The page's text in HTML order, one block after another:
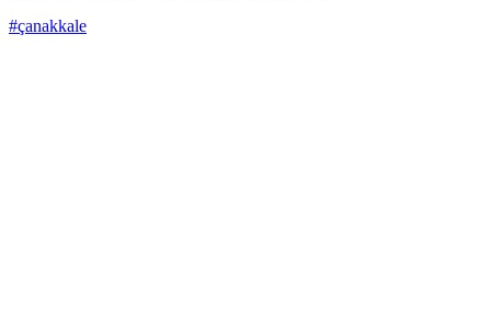
#çanakkale